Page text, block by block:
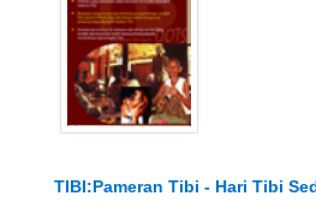
TIBI:Pameran Tibi - Hari Tibi